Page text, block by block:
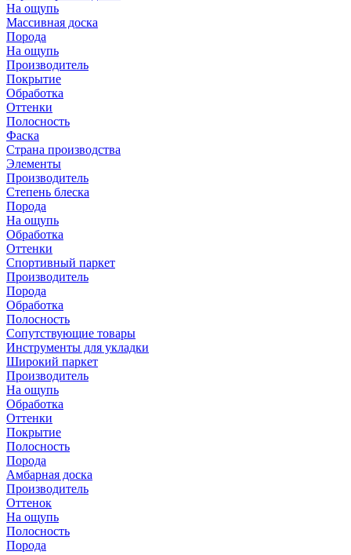
На ощупь
Массивная доска
Порода
На ощупь
Производитель
Покрытие
Обработка
Оттенки
Полосность
Фаска
Страна производства
Элементы
Производитель
Степень блеска
Порода
На ощупь
Обработка
Оттенки
Спортивный паркет
Производитель
Порода
Обработка
Полосность
Сопутствующие товары
Инструменты для укладки
Широкий паркет
Производитель
На ощупь
Обработка
Оттенки
Покрытие
Полосность
Порода
Амбарная доска
Производитель
Оттенок
На ощупь
Полосность
Порода